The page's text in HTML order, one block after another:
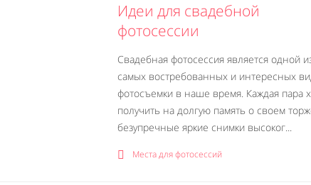
Идеи для свадебной
фотосессии
Свадебная фотосессия является одной
самых востребованных и интересных
фотосъемки в наше время. Каждая пара
получить на долгую память о своем
безупречные яркие снимки высоког...
Места для фотосессий